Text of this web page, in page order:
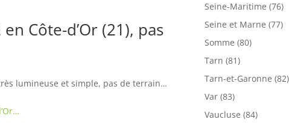
Côte-d’Or (21), pas
lumineuse et simple, pas de terrain…
Seine-Maritime (76)
Seine et Marne (77)
Somme (80)
Tarn (81)
Tarn-et-Garonne (82)
Var (83)
Vaucluse (84)